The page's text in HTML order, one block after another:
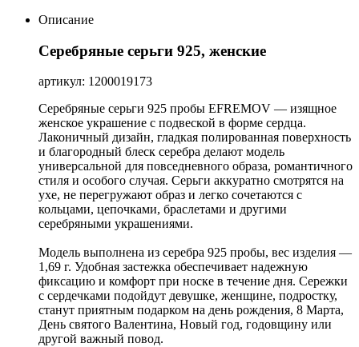
Описание
Серебряные серьги 925, женские
артикул: 1200019173
Серебряные серьги 925 пробы EFREMOV — изящное
женское украшение с подвеской в форме сердца.
Лаконичный дизайн, гладкая полированная поверхность
и благородный блеск серебра делают модель
универсальной для повседневного образа, романтичного
стиля и особого случая. Серьги аккуратно смотрятся на
ухе, не перегружают образ и легко сочетаются с
кольцами, цепочками, браслетами и другими
серебряными украшениями.
Модель выполнена из серебра 925 пробы, вес изделия —
1,69 г. Удобная застежка обеспечивает надежную
фиксацию и комфорт при носке в течение дня. Сережки
с сердечками подойдут девушке, женщине, подростку,
станут приятным подарком на день рождения, 8 Марта,
День святого Валентина, Новый год, годовщину или
другой важный повод.